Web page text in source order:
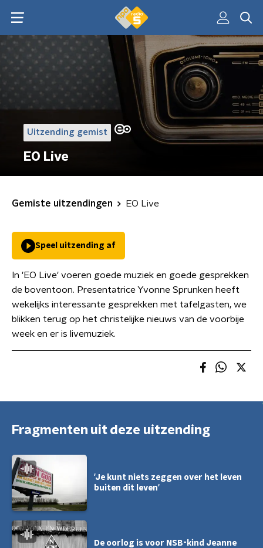
Uitzending gemist
EO Live
Gemiste uitzendingen EO Live
Speel uitzending af
In 'EO Live' voeren goede muziek en goede gesprekken
de boventoon. Presentatrice Yvonne Sprunken heeft
wekelijks interessante gesprekken met tafelgasten, we
blikken terug op het christelijke nieuws van de voorbije
week en er is livemuziek.
Fragmenten uit deze uitzending
'Je kunt niets zeggen over het leven
buiten dit leven'
De oorlog is voor NSB-kind Jeanne